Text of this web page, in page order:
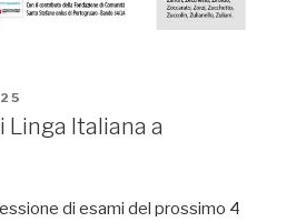
Italiana a
di esami del prossimo 4